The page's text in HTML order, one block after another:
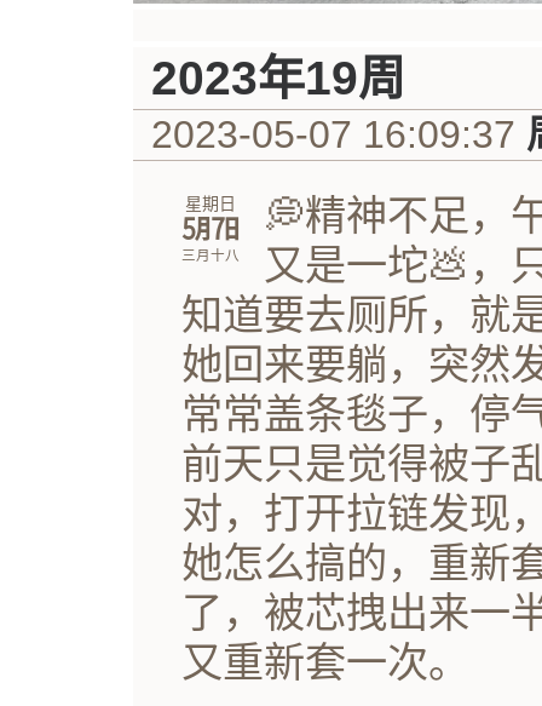
2023年19周
2023-05-07 16:09:37
星期日
㋄㏦
三月十八
💭精神不足，
又是一坨💩，
知道要去厕所，就
她回来要躺，突然
常常盖条毯子，停
前天只是觉得被子
对，打开拉链发现
她怎么搞的，重新
了，被芯拽出来一
又重新套一次。